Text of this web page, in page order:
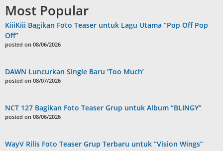
Most Popular
KiiiKiii Bagikan Foto Teaser untuk Lagu Utama “Pop Off Pop
Off”
posted on 08/06/2026
DAWN Luncurkan Single Baru ‘Too Much’
posted on 08/07/2026
NCT 127 Bagikan Foto Teaser Grup untuk Album “BLINGY”
posted on 08/06/2026
WayV Rilis Foto Teaser Grup Terbaru untuk “Vision Wings”